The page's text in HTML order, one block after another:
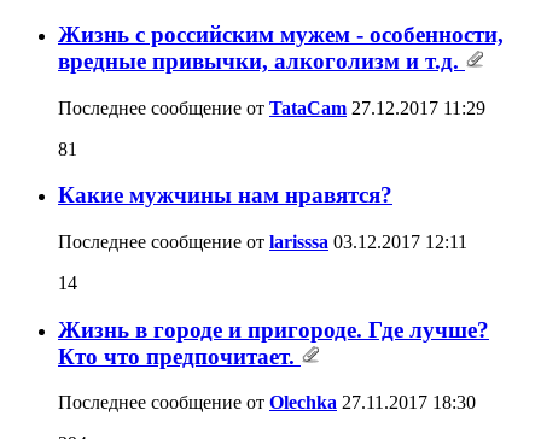
Жизнь с российским мужем - особенности,
вредные привычки, алкоголизм и т.д.
Последнее сообщение от TataCam 27.12.2017 11:29
81
Какие мужчины нам нравятся?
Последнее сообщение от larisssa 03.12.2017 12:11
14
Жизнь в городе и пригороде. Где лучше?
Кто что предпочитает.
Последнее сообщение от Olechka 27.11.2017 18:30